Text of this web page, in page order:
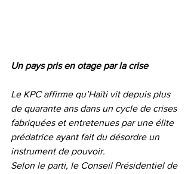
Un pays pris en otage par la crise
Le KPC affirme qu’Haïti vit depuis plus
de quarante ans dans un cycle de crises
fabriquées et entretenues par une élite
prédatrice ayant fait du désordre un
instrument de pouvoir.
Selon le parti, le Conseil Présidentiel de